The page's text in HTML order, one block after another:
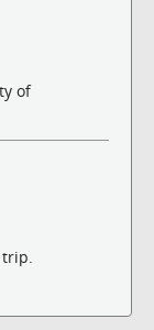
of
trip.